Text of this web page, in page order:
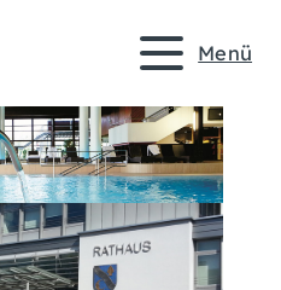
Menü